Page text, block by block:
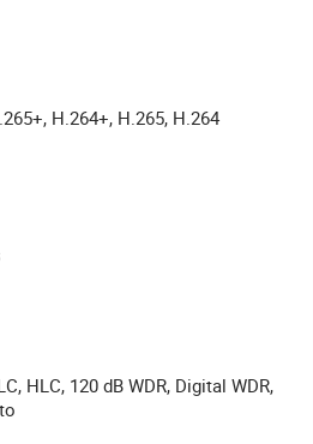
H.264+, H.265, H.264
HLC, 120 dB WDR, Digital WDR,